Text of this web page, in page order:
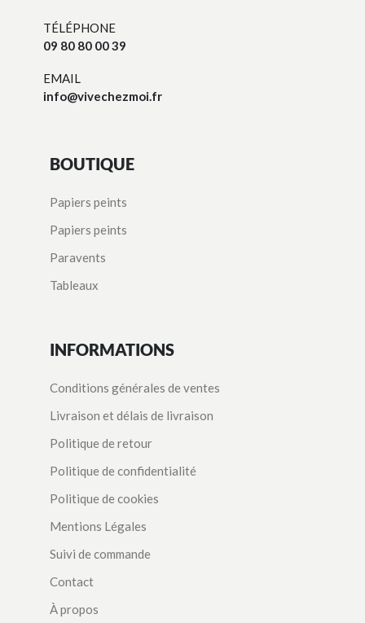
TÉLÉPHONE
09 80 80 00 39
EMAIL
info@vivechezmoi.fr
BOUTIQUE
Papiers peints
Papiers peints
Paravents
Tableaux
INFORMATIONS
Conditions générales de ventes
Livraison et délais de livraison
Politique de retour
Politique de confidentialité
Politique de cookies
Mentions Légales
Suivi de commande
Contact
À propos